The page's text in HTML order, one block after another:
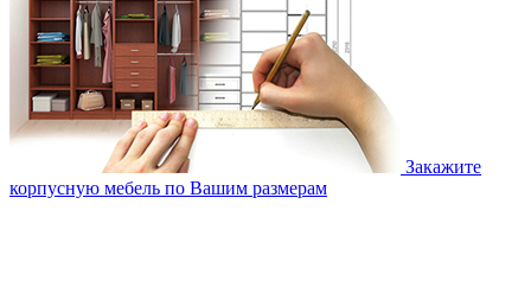
Закажите
корпусную мебель по Вашим размерам